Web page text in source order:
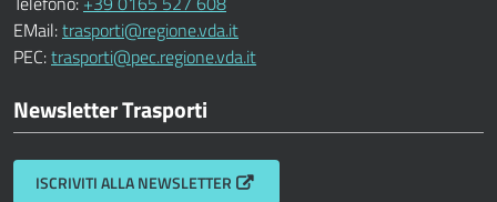
EMail:trasporti@regione.vda.it
PEC:trasporti@pec.regione.vda.it
Newsletter Trasporti
ISCRIVITI ALLA NEWSLETTER